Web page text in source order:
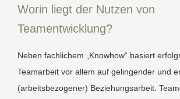
für
Teamentwicklung?
Worin liegt der Nutzen von
Teamentwicklung?
Neben fachlichem „Knowhow“ basiert
Teamarbeit vor allem auf gelingender und
(arbeitsbezogener) Beziehungsarbeit.